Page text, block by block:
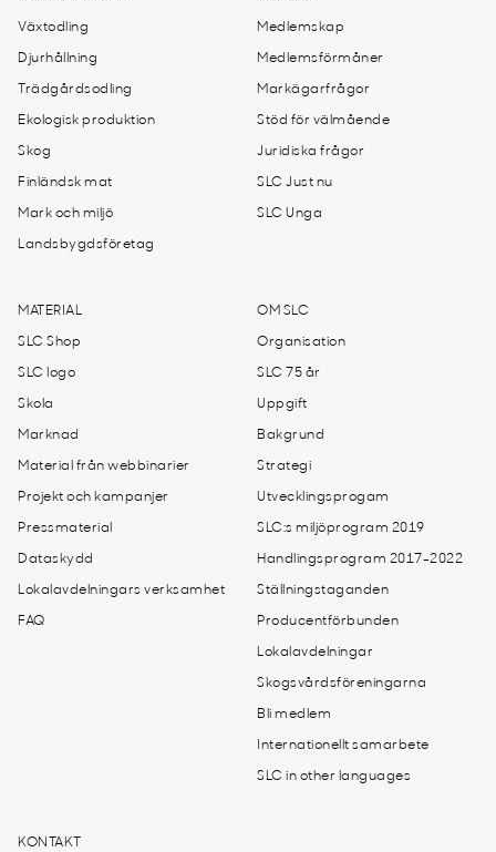
Växtodling
Djurhållning
Trädgårdsodling
Ekologisk produktion
Skog
Finländsk mat
Mark och miljö
Landsbygdsföretag
Medlemskap
Medlemsförmåner
Markägarfrågor
Stöd för välmående
Juridiska frågor
SLC Just nu
SLC Unga
MATERIAL
SLC Shop
SLC logo
Skola
Marknad
Material från webbinarier
Projekt och kampanjer
Pressmaterial
Dataskydd
Lokalavdelningars verksamhet
FAQ
OM SLC
Organisation
SLC 75 år
Uppgift
Bakgrund
Strategi
Utvecklingsprogam
SLC:s miljöprogram 2019
Handlingsprogram 2017-2022
Ställningstaganden
Producentförbunden
Lokalavdelningar
Skogsvårdsföreningarna
Bli medlem
Internationellt samarbete
SLC in other languages
KONTAKT